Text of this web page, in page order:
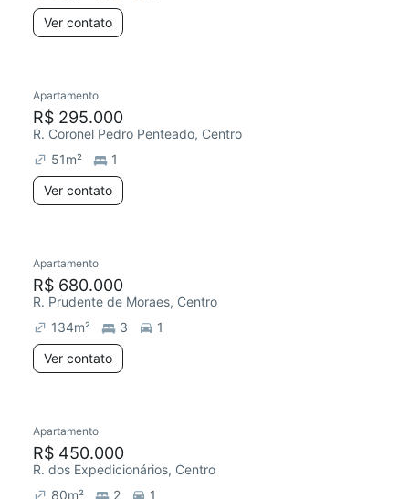
Ver contato
Apartamento
R$ 295.000
R. Coronel Pedro Penteado, Centro
51m²
1
Ver contato
Apartamento
R$ 680.000
R. Prudente de Moraes, Centro
134m² 3
1
Ver contato
Apartamento
R$ 450.000
R. dos Expedicionários, Centro
80m² 2 1